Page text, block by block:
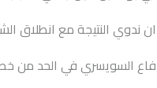
السويسري في الحد من